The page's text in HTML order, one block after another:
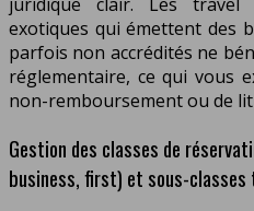
exotiques qui émettent des
parfois non accrédités ne
réglementaire, ce qui vous
non-remboursement ou de
Gestion des classes de
business, first) et sous-classes